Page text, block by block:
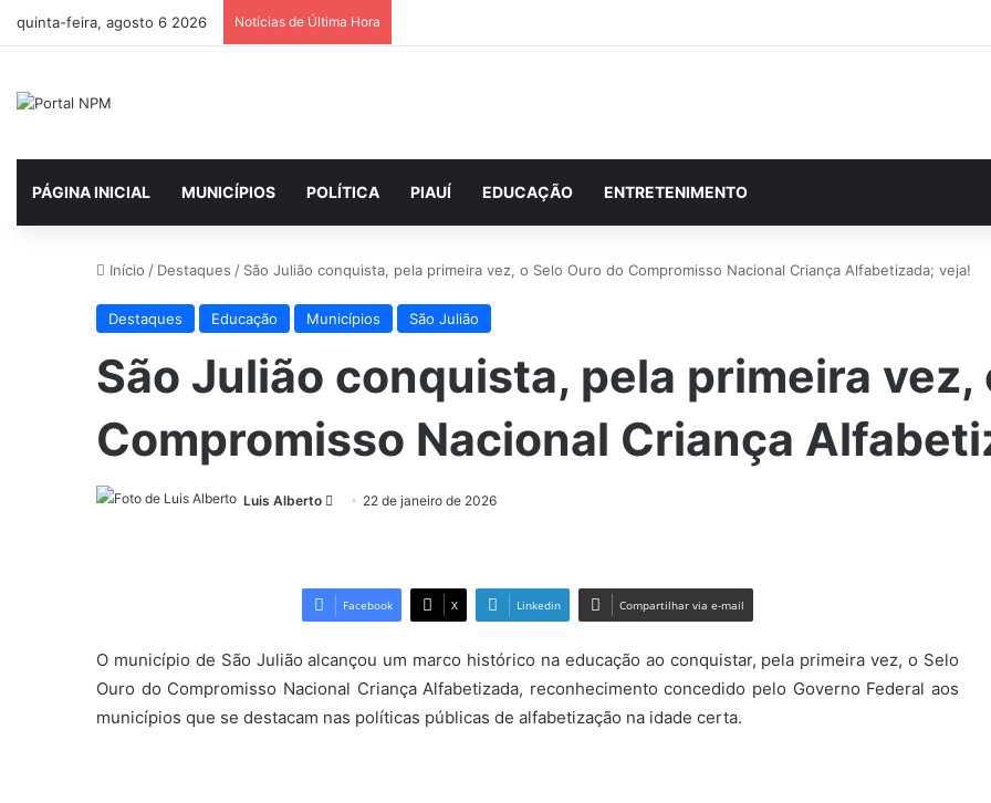
quinta-feira, agosto 6 2026 Notícias de Última Hora
PÁGINA INICIAL MUNICÍPIOS POLÍTICA PIAUÍ EDUCAÇÃO ENTRETENIMENTO
Início / Destaques / São Julião conquista, pela primeira vez, o Selo Ouro do Compromisso Nacional Criança Alfabetizada; veja!
Destaques Educação Municípios São Julião
São Julião conquista, pela primeira vez,
Compromisso Nacional Criança
Luis Alberto
Mande22 de janeiro de 2026
Facebook X Linkedin Compartilhar via e-mail
O município de São Julião alcançou um marco histórico na educação ao conquistar, pela primeira vez, o Selo
Ouro do Compromisso Nacional Criança Alfabetizada, reconhecimento concedido pelo Governo Federal aos
municípios que se destacam nas políticas públicas de alfabetização na idade certa.